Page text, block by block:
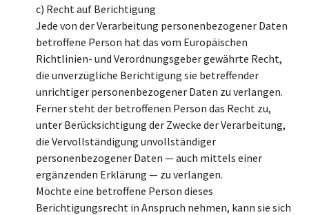
c) Recht auf Berichtigung
Jede von der Verarbeitung personenbezogener Daten
betroffene Person hat das vom Europäischen
Richtlinien- und Verordnungsgeber gewährte Recht,
die unverzügliche Berichtigung sie betreffender
unrichtiger personenbezogener Daten zu verlangen.
Ferner steht der betroffenen Person das Recht zu,
unter Berücksichtigung der Zwecke der Verarbeitung,
die Vervollständigung unvollständiger
personenbezogener Daten — auch mittels einer
ergänzenden Erklärung — zu verlangen.
Möchte eine betroffene Person dieses
Berichtigungsrecht in Anspruch nehmen, kann sie sich